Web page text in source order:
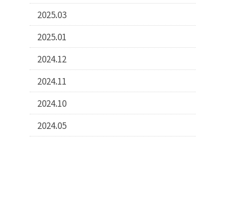
2025.03
2025.01
2024.12
2024.11
2024.10
2024.05